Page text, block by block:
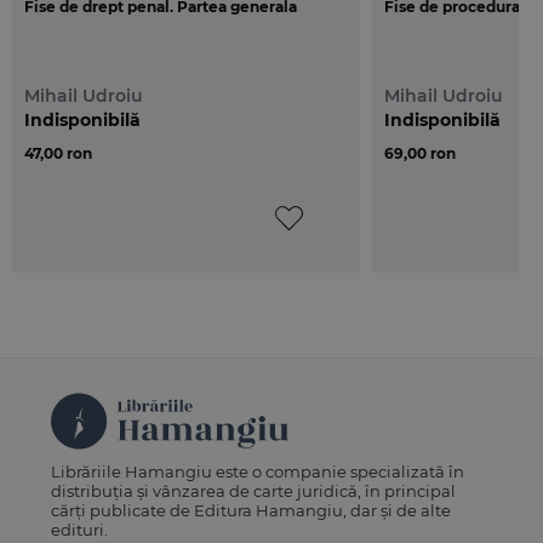
Fise de drept penal. Partea generala
Mihail Udroiu
47,00 ron
Indisponibilă
Fise de procedura
Mihail Udroiu
69,00 ron
Indisponibilă
Librăriile Hamangiu este o companie specializată în
distribuția și vânzarea de carte juridică, în principal
cărți publicate de Editura Hamangiu, dar și de alte
edituri.